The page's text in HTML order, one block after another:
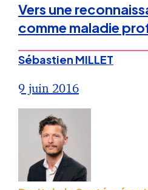
Vers une
comme maladie
Sébastien MILLET
9 juin 2016